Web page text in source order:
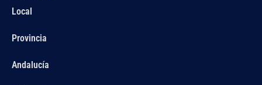
Local
Provincia
Andalucía